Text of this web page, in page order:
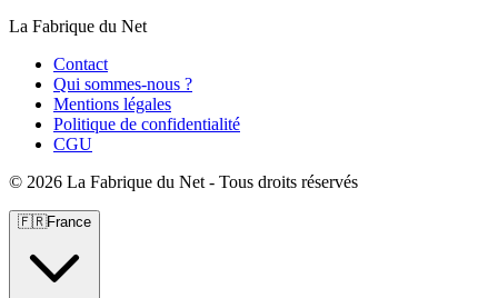
La Fabrique du Net
Contact
Qui sommes-nous ?
Mentions légales
Politique de confidentialité
CGU
© 2026 La Fabrique du Net - Tous droits réservés
🇫🇷France